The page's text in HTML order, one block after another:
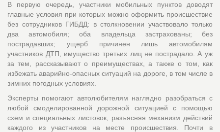
В первую очередь, участники мобильных пунктов доводят
главные условия при которых можно оформить происшествие
без сотрудников ГИБДД: в столкновении участвовало только
два автомобиля; оба владельца застрахованы; без
пострадавших; ущерб причинен лишь автомобилям
участников ДТП, имущество третьих лиц не пострадало. А уж
за тем, рассказывают о преимуществах, а также о том, как
избежать аварийно-опасных ситуаций на дороге, в том числе в
зимних погодных условиях.
Эксперты помогают автолюбителям наглядно разобраться с
любой смоделированной дорожной ситуацией с помощью
схем и специальных листовок, разъясняя механизм действий
каждого из участников на месте происшествия. Почти в